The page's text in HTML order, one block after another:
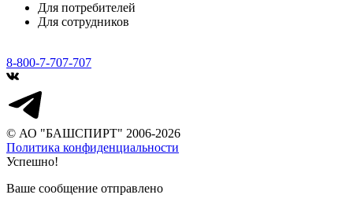
Для потребителей
Для сотрудников
8-800-7-707-707
© АО "БАШСПИРТ" 2006-2026
Политика конфиденциальности
Успешно!
Ваше сообщение отправлено